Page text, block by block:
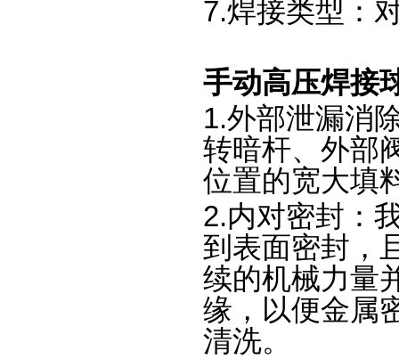
7.焊接类型：
手动高压焊接
1.外部泄漏消
转暗杆、外部
位置的宽大填
2.内对密封：
到表面密封，
续的机械力量
缘，以便金属
清洗。